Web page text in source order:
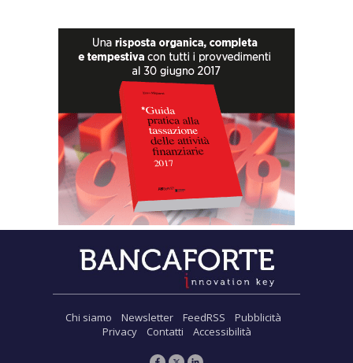
Chi siamo Newsletter FeedRSS
Pubblicità
Privacy
Contatti Accessibilità